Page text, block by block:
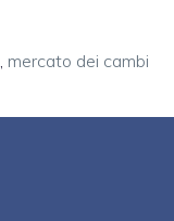
mercato dei cambi